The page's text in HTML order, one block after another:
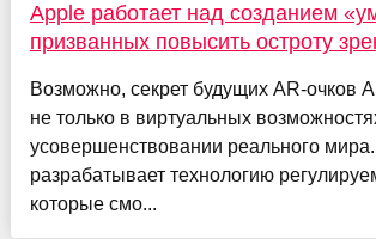
Apple работает над созданием
призванных повысить остроту
Возможно, секрет будущих AR-очков
не только в виртуальных
усовершенствовании реального
разрабатывает технологию
которые смо...